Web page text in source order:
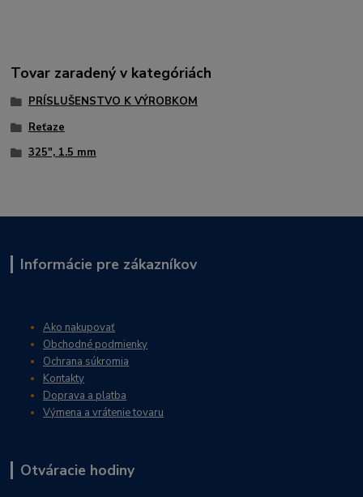
Tovar zaradený v kategóriách
PRÍSLUŠENSTVO K VÝROBKOM
Reťaze
325", 1.5 mm
Informácie pre zákazníkov
Ako nakupovať
Obchodné podmienky
Ochrana súkromia
Kontakty
Doprava a platba
Výmena a vrátenie tovaru
Otváracie hodiny